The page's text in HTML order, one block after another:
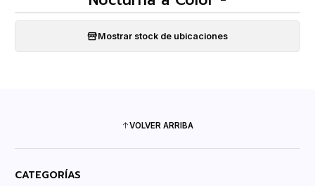
Mostrar stock de ubicaciones
VOLVER ARRIBA
CATEGORÍAS